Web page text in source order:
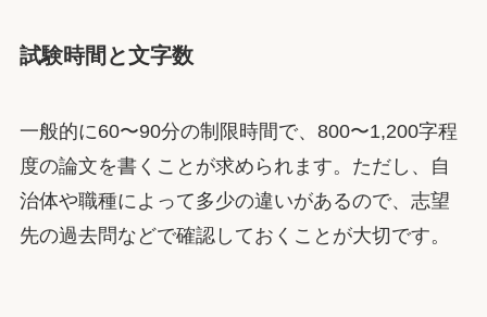
試験時間と文字数
一般的に60〜90分の制限時間で、800〜1,200字程
度の論文を書くことが求められます。ただし、自
治体や職種によって多少の違いがあるので、志望
先の過去問などで確認しておくことが大切です。